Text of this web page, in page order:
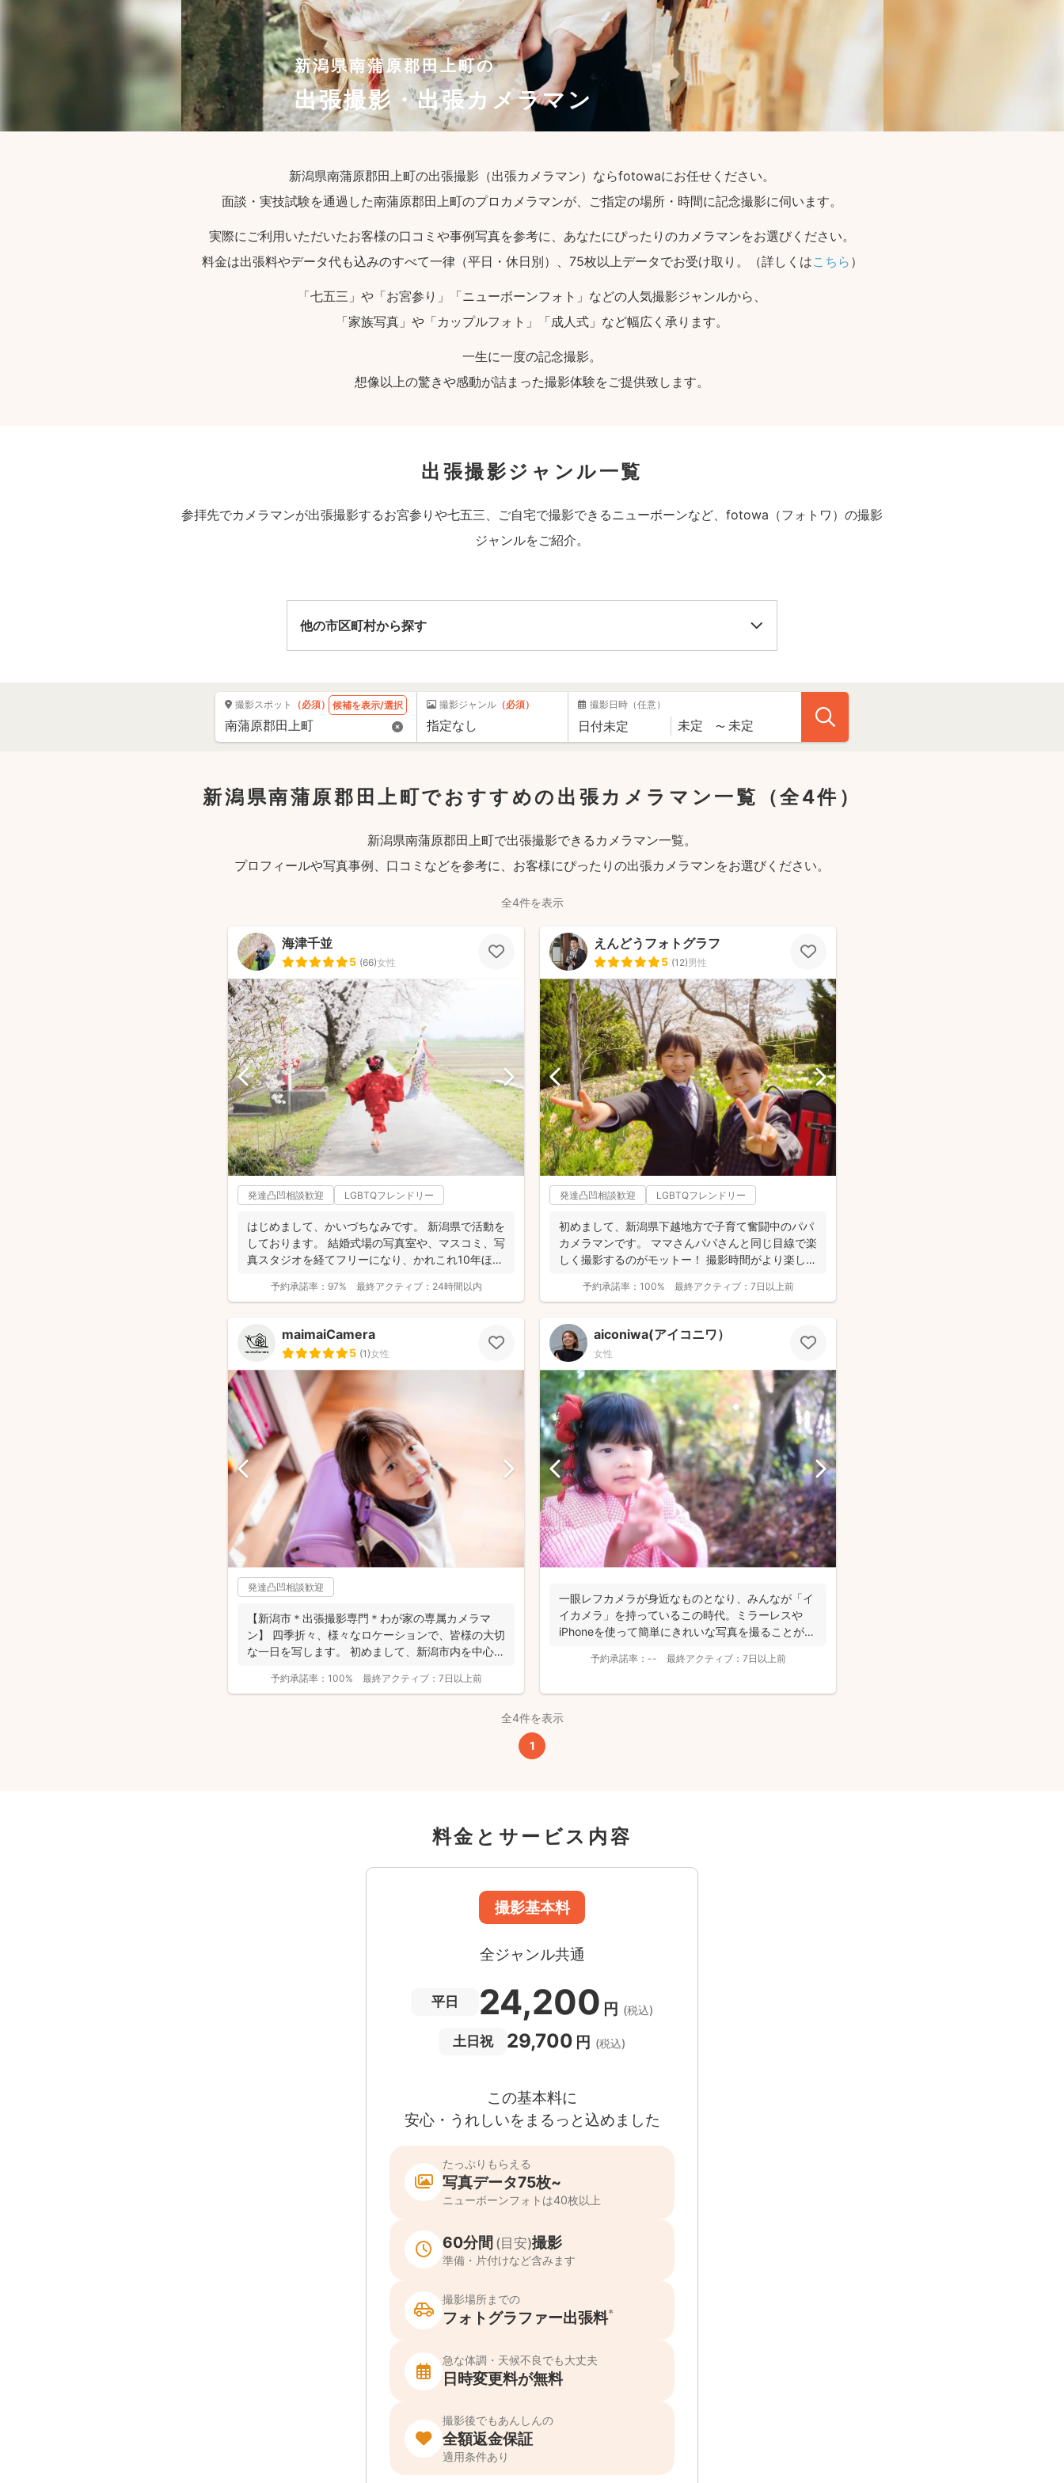
新潟県南蒲原郡田上町の
出張撮影・出張カメラマン
新潟県南蒲原郡田上町の出張撮影（出張カメラマン）ならfotowaにお任せください。
面談・実技試験を通過した南蒲原郡田上町のプロカメラマンが、ご指定の場所・時間に記念撮影に伺います。
実際にご利用いただいたお客様の口コミや事例写真を参考に、あなたにぴったりのカメラマンをお選びください。
料金は出張料やデータ代も込みのすべて一律（平日・休日別）、75枚以上データでお受け取り。（詳しくはこちら ）
「七五三」や「お宮参り」「ニューボーンフォト」などの人気撮影ジャンルから、
「家族写真」や「カップルフォト」「成人式」など幅広く承ります。
一生に一度の記念撮影。
想像以上の驚きや感動が詰まった撮影体験をご提供致します。
出張撮影ジャンル一覧
参拝先でカメラマンが出張撮影するお宮参りや七五三、ご自宅で撮影できるニューボーンなど、fotowa（フォトワ）の撮影
ジャンルをご紹介。
他の市区町村から探す
撮影スポット （必須） 候補を表示/選択 撮影ジャンル （必須） 撮影日時 （任意）
新潟県南蒲原郡田上町でおすすめの出張カメラマン一覧 （全4件）
新潟県南蒲原郡田上町で出張撮影できるカメラマン一覧。
プロフィールや写真事例、口コミなどを参考に、お客様にぴったりの出張カメラマンをお選びください。
全4件を表示
海津千並
5 (66)女性
発達凸凹相談歓迎 LGBTQフレンドリー
はじめまして、かいづちなみです。 新潟県で活動を
しております。 結婚式場の写真室や、マスコミ、写
真スタジオを経てフリーになり、かれこれ10年ほど
予約承諾率： 97% 最終アクティブ： 24時間以内
えんどうフォトグラフ
5 (12)男性
発達凸凹相談歓迎 LGBTQフレンドリー
初めまして、新潟県下越地方で子育て奮闘中のパパ
カメラマンです。 ママさんパパさんと同じ目線で楽
しく撮影するのがモットー！ 撮影時間がより楽しい
予約承諾率： 100% 最終アクティブ： 7日以上前
maimaiCamera
5 (1)女性
発達凸凹相談歓迎
【新潟市＊出張撮影専門＊わが家の専属カメラマ
ン】 四季折々、様々なロケーションで、皆様の大切
な一日を写します。 初めまして、新潟市内を中心に
予約承諾率： 100% 最終アクティブ： 7日以上前
aiconiwa(アイコニワ）
女性
一眼レフカメラが身近なものとなり、みんなが「イ
イカメラ」を持っているこの時代。ミラーレスや
iPhoneを使って簡単にきれいな写真を撮ることがで
予約承諾率： -- 最終アクティブ： 7日以上前
全4件を表示
1
料金とサービス内容
撮影基本料
全ジャンル共通
24,200
土日祝 29,700円 (税込)
この基本料に
準備・片付けなど含みます
フォトグラファー出張料*
急な体調・天候不良でも大丈夫
*撮影場所や日時によって、一部のフォトグラファ
ーでは遠方出張料（+3,000円）が発生する場合が
あります。撮影日時・場所・フォトグラファーが